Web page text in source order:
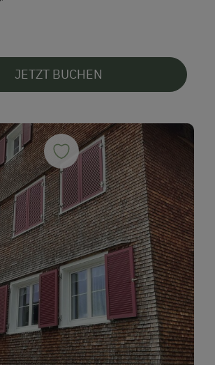
JETZT BUCHEN